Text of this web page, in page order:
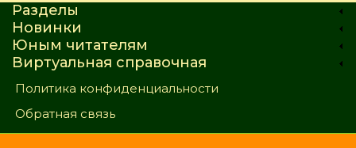
Разделы
Новинки
Юным читателям
Виртуальная справочная
Политика конфиденциальности
Обратная связь